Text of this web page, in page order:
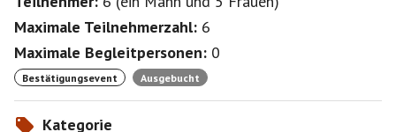
Maximale Teilnehmerzahl: 6
Maximale Begleitpersonen: 0
Bestätigungsevent Ausgebucht
Kategorie